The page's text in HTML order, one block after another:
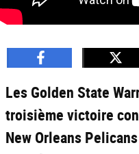
Les Golden State
troisième victoire
New Orleans